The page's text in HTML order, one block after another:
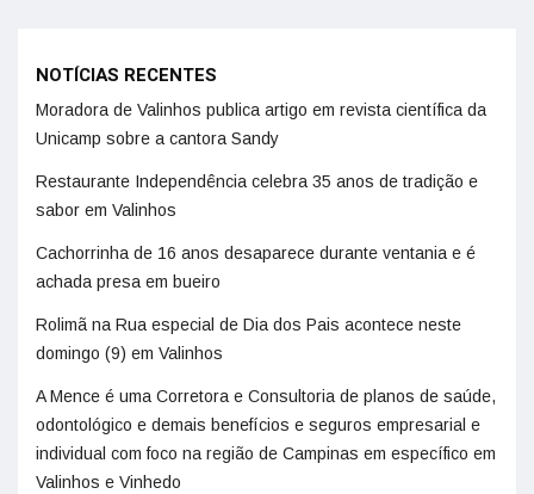
NOTÍCIAS RECENTES
Moradora de Valinhos publica artigo em revista científica da
Unicamp sobre a cantora Sandy
Restaurante Independência celebra 35 anos de tradição e
sabor em Valinhos
Cachorrinha de 16 anos desaparece durante ventania e é
achada presa em bueiro
Rolimã na Rua especial de Dia dos Pais acontece neste
domingo (9) em Valinhos
A Mence é uma Corretora e Consultoria de planos de saúde,
odontológico e demais benefícios e seguros empresarial e
individual com foco na região de Campinas em específico em
Valinhos e Vinhedo